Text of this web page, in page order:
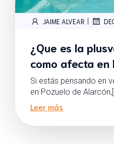
JAIME ALVEAR |
¿Que es la
como afecta en
Si estás pensando en
en Pozuelo de
Leer más